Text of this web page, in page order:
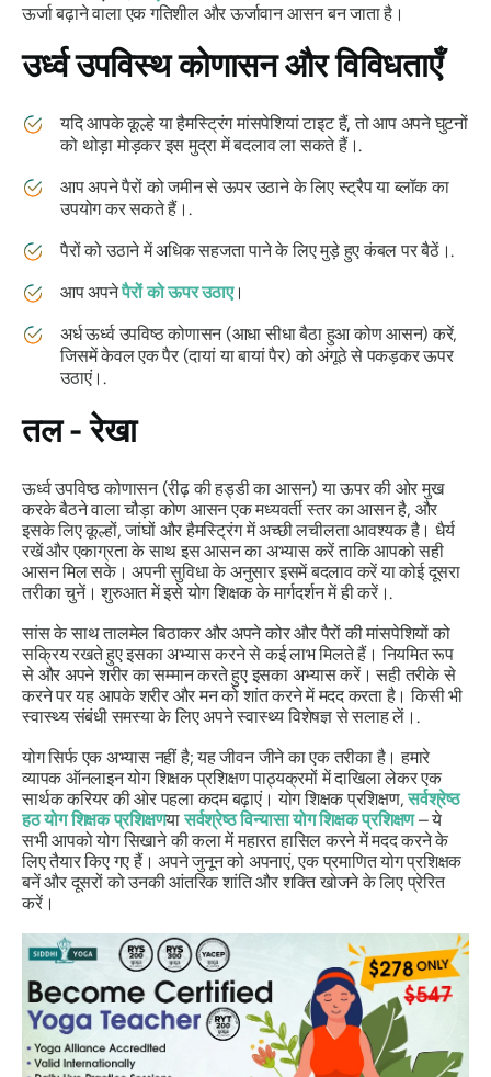
ऊर्जा बढ़ाने वाला एक गतिशील और ऊर्जावान आसन बन जाता है।
उर्ध्व उपविस्थ कोणासनऔर विविधताएँ
यदि आपके कूल्हे या हैमस्ट्रिंग मांसपेशियां टाइट हैं, तो आप अपने घुटनों
को थोड़ा मोड़कर इस मुद्रा में बदलाव ला सकते हैं।.
आप अपने पैरों को जमीन से ऊपर उठाने के लिए स्ट्रैप या ब्लॉक का
उपयोग कर सकते हैं।.
पैरों को उठाने में अधिक सहजता पाने के लिए मुड़े हुए कंबल पर बैठें।.
आप अपनेपैरों को ऊपर उठाए।
अर्ध ऊर्ध्व उपविष्ठ कोणासन (आधा सीधा बैठा हुआ कोण आसन) करें,
जिसमें केवल एक पैर (दायां या बायां पैर) को अंगूठे से पकड़कर ऊपर
उठाएं।.
तल - रेखा
ऊर्ध्व उपविष्ठ कोणासन (रीढ़ की हड्डी का आसन) या ऊपर की ओर मुख
करके बैठने वाला चौड़ा कोण आसन एक मध्यवर्ती स्तर का आसन है, और
इसके लिए कूल्हों, जांघों और हैमस्ट्रिंग में अच्छी लचीलता आवश्यक है। धैर्य
रखें और एकाग्रता के साथ इस आसन का अभ्यास करें ताकि आपको सही
आसन मिल सके। अपनी सुविधा के अनुसार इसमें बदलाव करें या कोई दूसरा
तरीका चुनें। शुरुआत में इसे योग शिक्षक के मार्गदर्शन में ही करें।.
सांस के साथ तालमेल बिठाकर और अपने कोर और पैरों की मांसपेशियों को
सक्रिय रखते हुए इसका अभ्यास करने से कई लाभ मिलते हैं। नियमित रूप
से और अपने शरीर का सम्मान करते हुए इसका अभ्यास करें। सही तरीके से
करने पर यह आपके शरीर और मन को शांत करने में मदद करता है। किसी भी
स्वास्थ्य संबंधी समस्या के लिए अपने स्वास्थ्य विशेषज्ञ से सलाह लें।.
योग सिर्फ एक अभ्यास नहीं है; यह जीवन जीने का एक तरीका है। हमारे
व्यापक ऑनलाइन योग शिक्षक प्रशिक्षण पाठ्यक्रमों में दाखिला लेकर एक
सार्थक करियर की ओर पहला कदम बढ़ाएं। योग शिक्षक प्रशिक्षण,सर्वश्रेष्ठ
हठ योग शिक्षक प्रशिक्षणयासर्वश्रेष्ठ विन्यासा योग शिक्षक प्रशिक्षण– ये
सभी आपको योग सिखाने की कला में महारत हासिल करने में मदद करने के
लिए तैयार किए गए हैं। अपने जुनून को अपनाएं, एक प्रमाणित योग प्रशिक्षक
बनें और दूसरों को उनकी आंतरिक शांति और शक्ति खोजने के लिए प्रेरित
करें।